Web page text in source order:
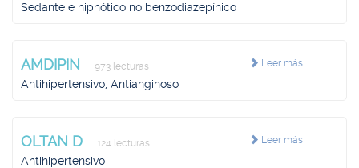
Sedante e hipnótico no benzodiazepínico
Leer más
AMDIPIN 973 lecturas
Antihipertensivo, Antianginoso
Leer más
OLTAN D 124 lecturas
Antihipertensivo